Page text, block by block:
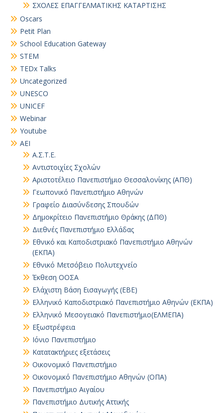
ΣΧΟΛΕΣ ΕΠΑΓΓΕΛΜΑΤΙΚΗΣ ΚΑΤΑΡΤΙΣΗΣ
Oscars
Petit Plan
School Education Gateway
STEM
TEDx Talks
Uncategorized
UNESCO
UNICEF
Webinar
Youtube
ΑΕΙ
Α.Σ.Τ.Ε.
Αντιστοιχίες Σχολών
Αριστοτέλειο Πανεπιστήμιο Θεσσαλονίκης (ΑΠΘ)
Γεωπονικό Πανεπιστήμιο Αθηνών
Γραφείο Διασύνδεσης Σπουδών
Δημοκρίτειο Πανεπιστήμιο Θράκης (ΔΠΘ)
Διεθνές Πανεπιστήμιο Ελλάδας
Εθνικό και Καποδιστριακό Πανεπιστήμιο Αθηνών
(ΕΚΠΑ)
Εθνικό Μετσόβειο Πολυτεχνείο
Έκθεση ΟΟΣΑ
Ελάχιστη Βάση Εισαγωγής (ΕΒΕ)
Ελληνικό Καποδιστριακό Πανεπιστήμιο Αθηνών (ΕΚΠΑ)
Ελληνικό Μεσογειακό Πανεπιστήμιο(ΕΛΜΕΠΑ)
Εξωστρέφεια
Ιόνιο Πανεπιστήμιο
Κατατακτήριες εξετάσεις
Οικονομικό Πανεπιστήμιο
Οικονομικό Πανεπιστήμιο Αθηνών (ΟΠΑ)
Πανεπιστήμιο Αιγαίου
Πανεπιστήμιο Δυτικής Αττικής